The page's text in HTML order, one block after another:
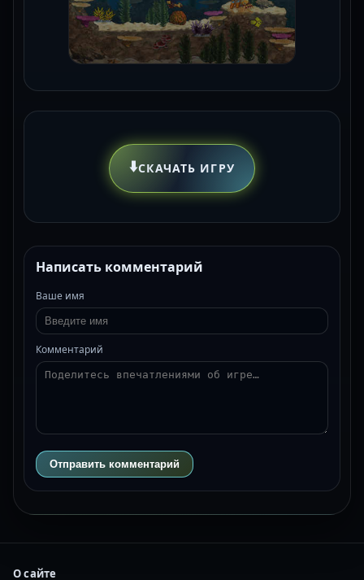
⬇️СКАЧАТЬ ИГРУ
Написать комментарий
Ваше имя
Комментарий
Отправить комментарий
О сайте